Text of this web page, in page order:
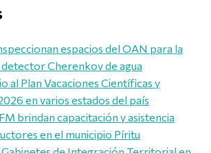
espacios del OAN para la
Cherenkov de agua
al Plan Vacaciones Científicas y
en varios estados del país
brindan capacitación y asistencia
en el municipio Píritu